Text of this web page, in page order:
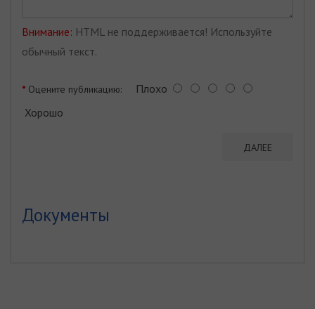
Внимание: HTML не поддерживается! Используйте
обычный текст.
Оцените публикацию: Плохо
Хорошо
ДАЛЕЕ
Документы